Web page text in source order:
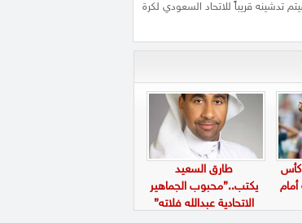
تدشينه قريباً للاتحاد السعودي لكرة
كأس
أمام
طارق السعيد
يكتب..”محبوب الجماهير
الاتحادية عبدالله فلاته”